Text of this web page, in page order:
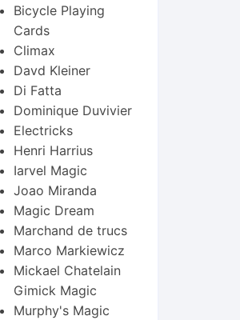
Bicycle Playing
Cards
Climax
Davd Kleiner
Di Fatta
Dominique Duvivier
Electricks
Henri Harrius
Iarvel Magic
Joao Miranda
Magic Dream
Marchand de trucs
Marco Markiewicz
Mickael Chatelain
Gimick Magic
Murphy's Magic